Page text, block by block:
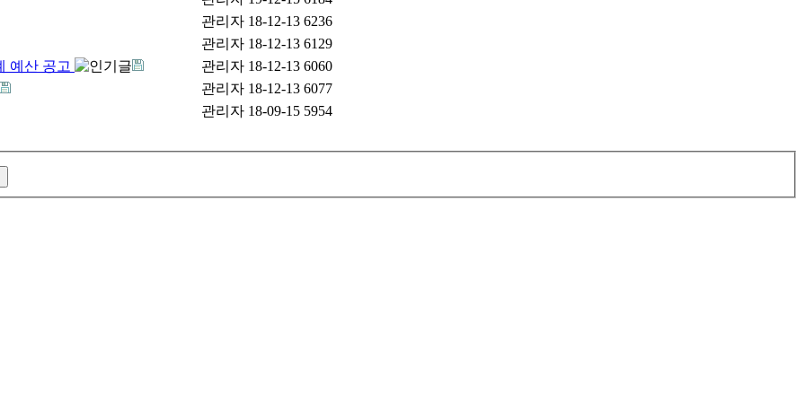
관리자 18-12-13 6236
관리자 18-12-13 6129
예산 공고
관리자 18-12-13 6060
관리자 18-12-13 6077
관리자 18-09-15 5954